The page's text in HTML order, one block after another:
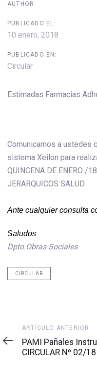
AUTHOR:
PUBLICADO EL:
10 enero, 2018
PUBLICADO EN:
Circular
Estimadas Farmacias
Comunicamos a ustedes
sistema Xeilon para
QUINCENA DE ENERO /
JERARQUICOS SALUD.
Ante cualquier consulta
Saludos
Dpto.Obras Sociales
CIRCULAR
Artículo
anterior
ARTÍCULO ANTERIOR
PAMI Pañales
CIRCULAR Nº 02/18